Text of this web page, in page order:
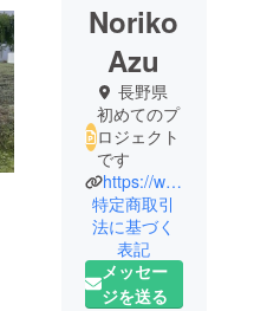
Noriko
Azu
長野県
初めてのプ
ロジェクト
です
https://www.facebook.com/hoshi.rurika.1
特定商取引
法に基づく
表記
メッセー
ジを送る